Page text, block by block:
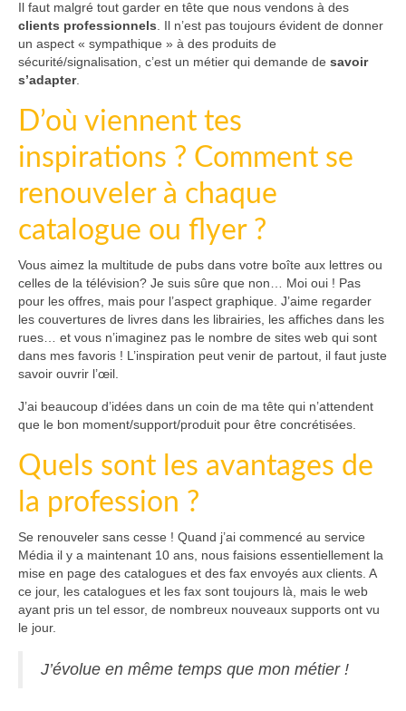
Il faut malgré tout garder en tête que nous vendons à des
clients professionnels . Il n’est pas toujours évident de donner
un aspect « sympathique » à des produits de
sécurité/signalisation, c’est un métier qui demande de savoir
s’adapter.
D’où viennent tes
inspirations ? Comment se
renouveler à chaque
catalogue ou flyer ?
Vous aimez la multitude de pubs dans votre boîte aux lettres ou
celles de la télévision? Je suis sûre que non… Moi oui ! Pas
pour les offres, mais pour l’aspect graphique. J’aime regarder
les couvertures de livres dans les librairies, les affiches dans les
rues… et vous n’imaginez pas le nombre de sites web qui sont
dans mes favoris ! L’inspiration peut venir de partout, il faut juste
savoir ouvrir l’œil.
J’ai beaucoup d’idées dans un coin de ma tête qui n’attendent
que le bon moment/support/produit pour être concrétisées.
Quels sont les avantages de
la profession ?
Se renouveler sans cesse ! Quand j’ai commencé au service
Média il y a maintenant 10 ans, nous faisions essentiellement la
mise en page des catalogues et des fax envoyés aux clients. A
ce jour, les catalogues et les fax sont toujours là, mais le web
ayant pris un tel essor, de nombreux nouveaux supports ont vu
le jour.
J’évolue en même temps que mon métier !